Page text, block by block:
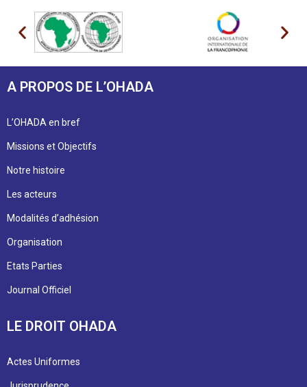
A PROPOS DE L’OHADA
L’OHADA en bref
Missions et Objectifs
Notre histoire
Les acteurs
Modalités d’adhésion
Organisation
Etats Parties
Journal Officiel
LE DROIT OHADA
Actes Uniformes